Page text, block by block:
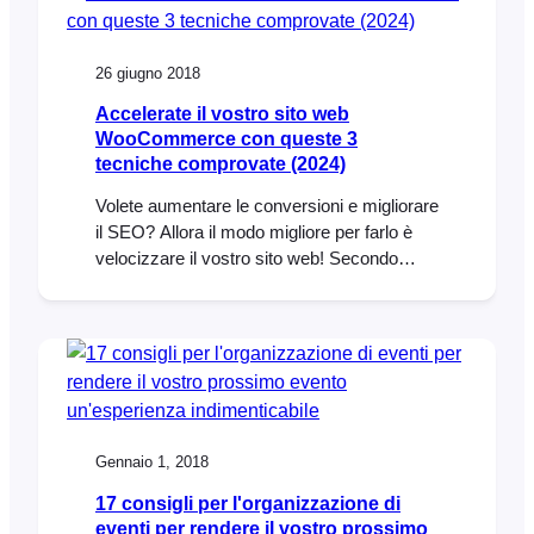
make payment using PayPal. We hope…
26 giugno 2018
Accelerate il vostro sito web
WooCommerce con queste 3
tecniche comprovate (2024)
Volete aumentare le conversioni e migliorare
il SEO? Allora il modo migliore per farlo è
velocizzare il vostro sito web! Secondo
visualizzazioni della pagina e una riduzione
di 7% delle conversioni. La velocità della
pagina è anche un importante fattore di
Gennaio 1, 2018
17 consigli per l'organizzazione di
eventi per rendere il vostro prossimo